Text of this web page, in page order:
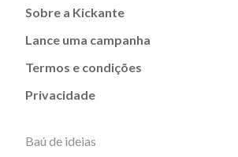
Sobre a Kickante
Lance uma campanha
Termos e condições
Privacidade
Baú de ideias